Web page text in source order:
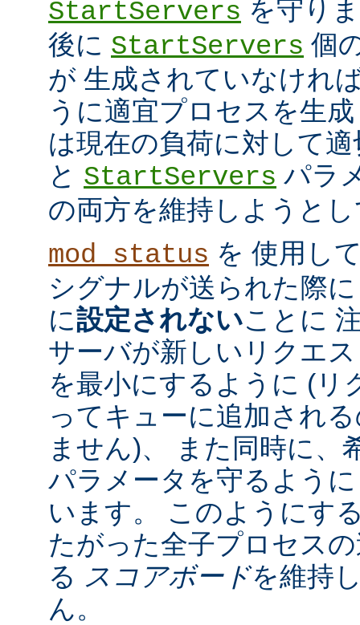
StartServers を守り
後に StartServers 個
が 生成されていなけれ
うに適宜プロセスを生
は現在の負荷に対して
と StartServers パラ
の両方を維持しようと
mod_status を 使用し
シグナルが送られた際
に設定されないことに
サーバが新しいリクエ
を最小にするように (リ
ってキューに追加され
ません)、 また同時に、
パラメータを守るよう
います。 このようにす
たがった全子プロセス
る スコアボードを維持
ん。